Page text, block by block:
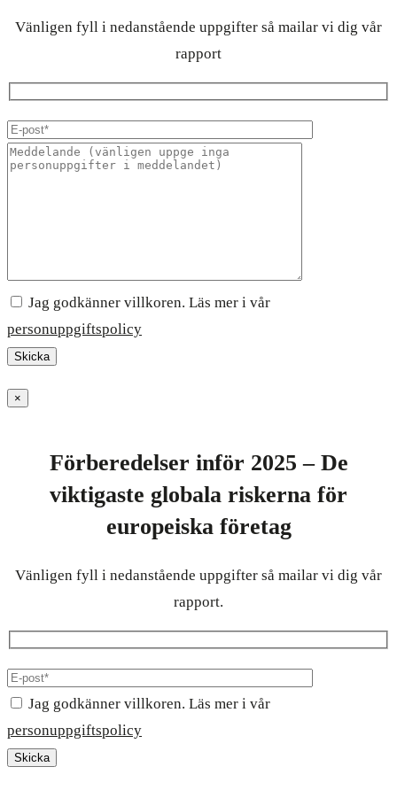
Vänligen fyll i nedanstående uppgifter så mailar vi dig vår
rapport
Jag godkänner villkoren. Läs mer i vår
personuppgiftspolicy
×
Förberedelser inför 2025 – De
viktigaste globala riskerna för
europeiska företag
Vänligen fyll i nedanstående uppgifter så mailar vi dig vår
rapport.
Jag godkänner villkoren. Läs mer i vår
personuppgiftspolicy